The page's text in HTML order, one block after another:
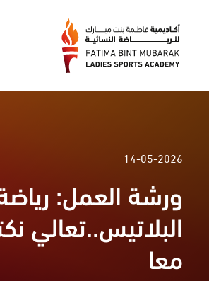
14-05-2026
ورشة العمل:
البلاتيس..تعالي
معا